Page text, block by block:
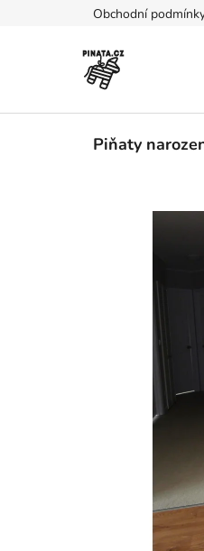
Obchodní
Piňaty